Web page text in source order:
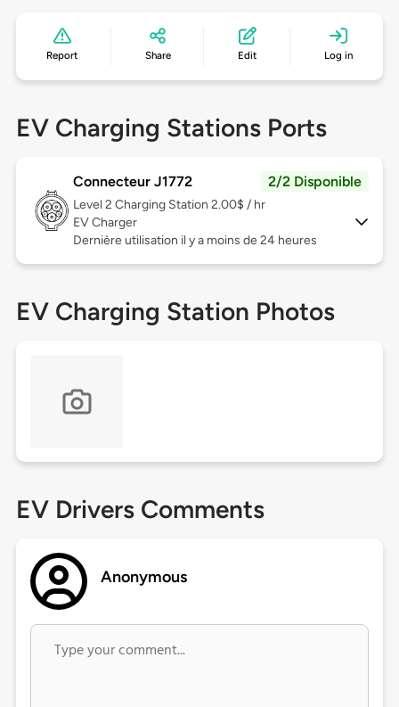
Report Share Edit Log in
EV Charging Stations Ports
Connecteur J1772 2/2 Disponible
Level 2 Charging Station 2.00$ / hr
EV Charger
Dernière utilisation il y a moins de 24 heures
EV Charging Station Photos
EV Drivers Comments
Anonymous